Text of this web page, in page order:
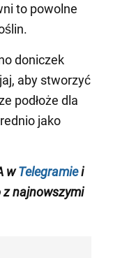
to powolne
doniczek
aby stworzyć
podłoże dla
jako
wTelegramiei
znajnowszymi